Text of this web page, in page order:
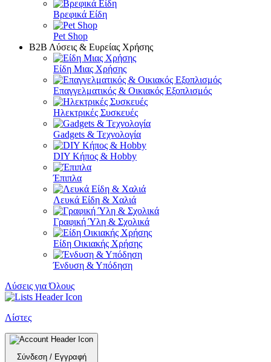
Βρεφικά Είδη
Pet Shop
Β2Β Λύσεις & Ευρείας Χρήσης
Είδη Μιας Χρήσης
Επαγγελματικός & Οικιακός Εξοπλισμός
Ηλεκτρικές Συσκευές
Gadgets & Τεχνολογία
DIY Κήπος & Hobby
Έπιπλα
Λευκά Είδη & Χαλιά
Γραφική Ύλη & Σχολικά
Είδη Οικιακής Χρήσης
Ένδυση & Υπόδηση
Λύσεις για Όλους
Λίστες
Σύνδεση / Εγγραφή